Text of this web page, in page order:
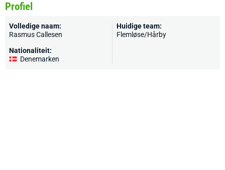
Profiel
Volledige naam:
Rasmus Callesen
Nationaliteit:
Denemarken
Huidige team:
Flemløse/Hårby